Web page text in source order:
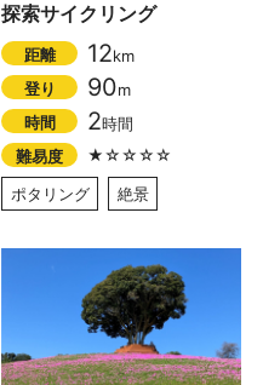
探索サイクリング
距離 12km
登り
90m
時間
2時間
難易度
★☆☆☆☆
ポタリング
絶景